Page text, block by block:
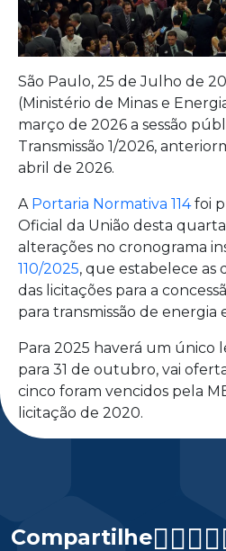
São Paulo, 25 de Julho de
(Ministério de Minas e
março de 2026 a sessão
Transmissão 1/2026,
abril de 2026.
A Portaria Normativa 114foi
Oficial da União desta
alterações no cronograma
110/2025, que estabelece as
das licitações para a
para transmissão de energia
Para 2025 haverá um único
para 31 de outubro, vai
cinco foram vencidos pela
licitação de 2020.
Compartilhe